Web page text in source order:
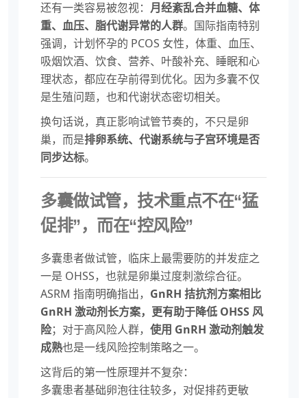
还有一类容易被忽视： 月经紊乱合并血糖、体
重、血压、脂代谢异常的人群。国际指南特别
强调，计划怀孕的 PCOS 女性，体重、血压、
吸烟饮酒、饮食、营养、叶酸补充、睡眠和心
理状态，都应在孕前得到优化。因为多囊不仅
是生殖问题，也和代谢状态密切相关。
换句话说，真正影响试管节奏的，不只是卵
巢，而是排卵系统、代谢系统与子宫环境是否
同步达标。
多囊做试管，技术重点不在“猛
促排”，而在“控风险”
多囊患者做试管，临床上最需要防的并发症之
一是 OHSS，也就是卵巢过度刺激综合征。
ASRM 指南明确指出， GnRH 拮抗剂方案相比
GnRH 激动剂长方案，更有助于降低 OHSS 风
险；对于高风险人群， 使用 GnRH 激动剂触发
成熟也是一线风险控制策略之一。
这背后的第一性原理并不复杂：
多囊患者基础卵泡往往较多，对促排药更敏